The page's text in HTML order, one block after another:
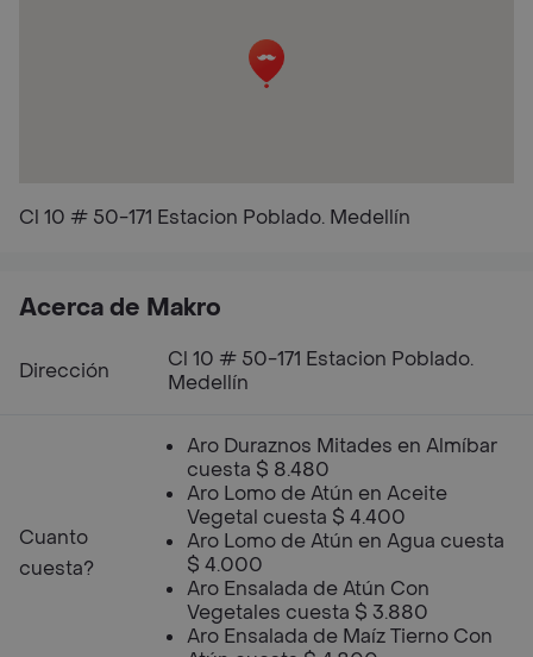
Cl 10 # 50-171 Estacion Poblado. Medellín
Acerca de Makro
Dirección
Cl 10 # 50-171 Estacion Poblado.
Medellín
Cuanto
cuesta?
Aro Duraznos Mitades en Almíbar
cuesta $ 8.480
Aro Lomo de Atún en Aceite
Vegetal cuesta $ 4.400
Aro Lomo de Atún en Agua cuesta
$ 4.000
Aro Ensalada de Atún Con
Vegetales cuesta $ 3.880
Aro Ensalada de Maíz Tierno Con